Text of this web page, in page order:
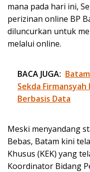
mana pada hari ini,
perizinan online BP
diluncurkan untuk
melalui online.
BACA JUGA:
Sekda
Berbasis Data
Meski menyandang
Bebas, Batam kini
Khusus (KEK) yang
Koordinator Bidang